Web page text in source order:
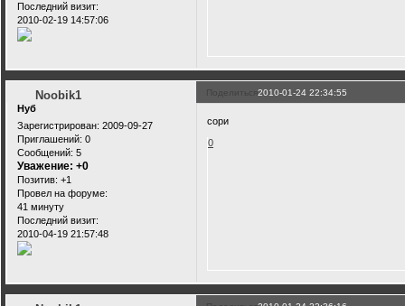
Последний визит:
2010-02-19 14:57:06
Поделиться2010-01-24 22:34:55
Noobik1
Нуб
Зарегистрирован: 2009-09-27
Приглашений: 0
Сообщений: 5
Уважение: +0
Позитив: +1
Провел на форуме:
41 минуту
Последний визит:
2010-04-19 21:57:48
сори
0